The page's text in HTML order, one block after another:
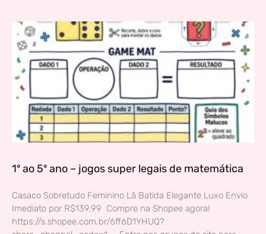
1º ao 5º ano – jogos super legais de matemática
Casaco Sobretudo Feminino Lã Batida Elegante Luxo Envio
Imediato por R$139,99 Compre na Shopee agora!
https://s.shopee.com.br/6ff6D1YHUQ?